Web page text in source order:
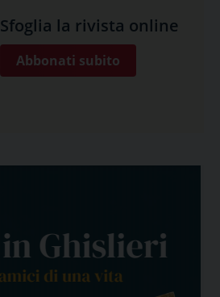
Sfoglia la rivista online
Abbonati subito